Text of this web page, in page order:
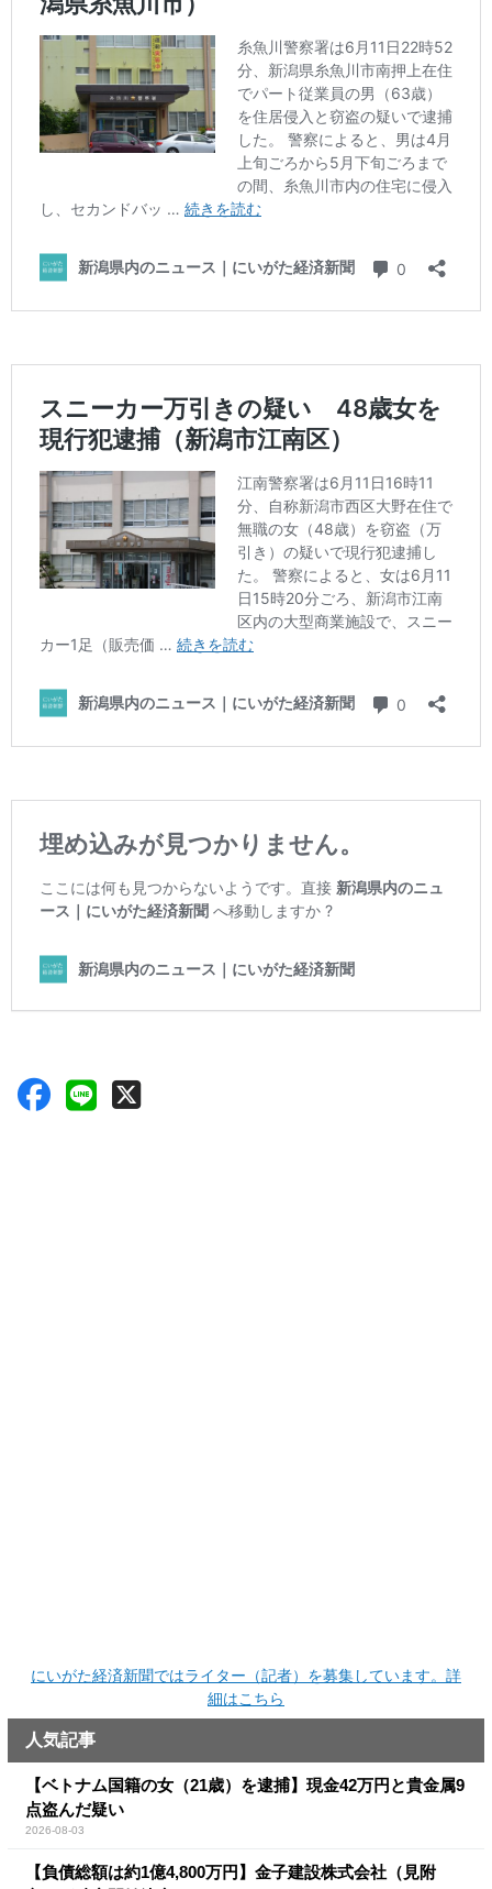
にいがた経済新聞ではライター（記者）を募集しています。詳
細はこちら
人気記事
【ベトナム国籍の女（21歳）を逮捕】現金42万円と貴金属9
点盗んだ疑い
2026-08-03
【負債総額は約1億4,800万円】金子建設株式会社（見附